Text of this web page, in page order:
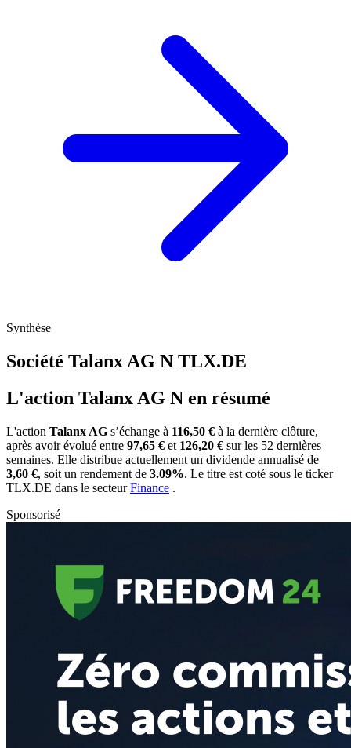
Synthèse
Société Talanx AG N TLX.DE
L'action Talanx AG N en résumé
L'action Talanx AG s’échange à 116,50 € à la dernière clôture,
après avoir évolué entre 97,65 € et 126,20 € sur les 52 dernières
semaines. Elle distribue actuellement un dividende annualisé de
3,60 €, soit un rendement de 3.09%. Le titre est coté sous le ticker
TLX.DE dans le secteurFinance .
Sponsorisé